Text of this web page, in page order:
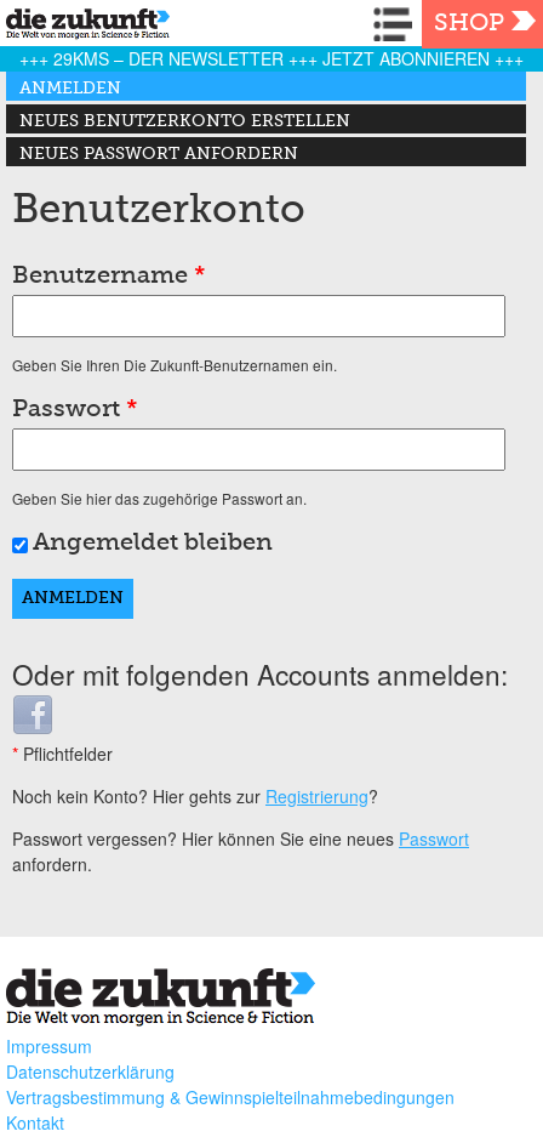
Navigation
SHOP
+++ 29KMS – DER NEWSLETTER +++ JETZT ABONNIEREN +++
Haupt-Reiter
ANMELDEN
(AKTIVER REITER)
NEUES BENUTZERKONTO ERSTELLEN
NEUES PASSWORT ANFORDERN
Benutzerkonto
Benutzername *
Geben Sie Ihren Die Zukunft-Benutzernamen ein.
Passwort *
Geben Sie hier das zugehörige Passwort an.
Angemeldet bleiben
Oder mit folgenden Accounts anmelden:
Login with Facebook
* Pflichtfelder
Noch kein Konto? Hier gehts zur Registrierung?
Passwort vergessen? Hier können Sie eine neues Passwort
anfordern.
Impressum
Datenschutzerklärung
Vertragsbestimmung & Gewinnspielteilnahmebedingungen
Kontakt